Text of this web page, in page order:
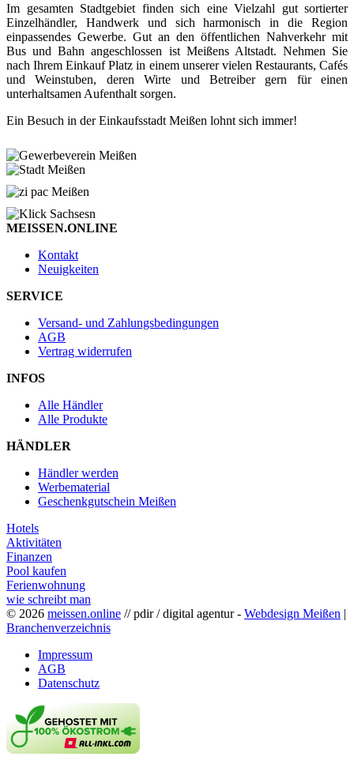
Im gesamten Stadtgebiet finden sich eine Vielzahl gut sortierter
Einzelhändler, Handwerk und sich harmonisch in die Region
einpassendes Gewerbe. Gut an den öffentlichen Nahverkehr mit
Bus und Bahn angeschlossen ist Meißens Altstadt. Nehmen Sie
nach Ihrem Einkauf Platz in einem unserer vielen Restaurants, Cafés
und Weinstuben, deren Wirte und Betreiber gern für einen
unterhaltsamen Aufenthalt sorgen.
Ein Besuch in der Einkaufsstadt Meißen lohnt sich immer!
MEISSEN.ONLINE
Kontakt
Neuigkeiten
SERVICE
Versand- und Zahlungsbedingungen
AGB
Vertrag widerrufen
INFOS
Alle Händler
Alle Produkte
HÄNDLER
Händler werden
Werbematerial
Geschenkgutschein Meißen
Hotels
Aktivitäten
Finanzen
Pool kaufen
Ferienwohnung
wie schreibt man
© 2026 meissen.online // pdir / digital agentur - Webdesign Meißen |
Branchenverzeichnis
Impressum
AGB
Datenschutz